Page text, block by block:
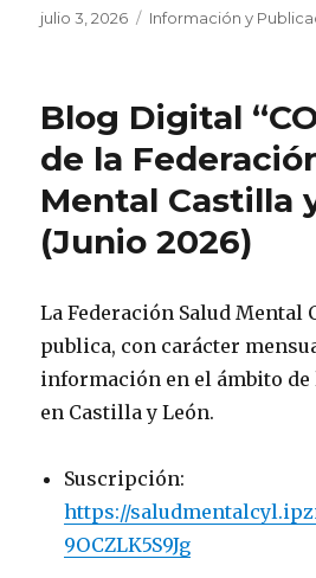
Publicado
julio 3, 2026 Categorías
Información y
Blog Digital
de la
Mental Castilla
(Junio 2026)
La Federación Salud Mental
publica, con carácter
información en el ámbito de
en Castilla y León.
Suscripción:
https://
9OCZLK5S9Jg